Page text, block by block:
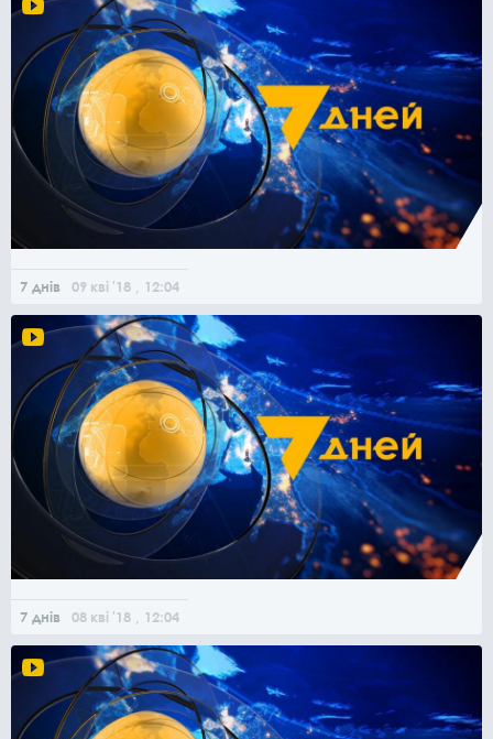
7 днів 09 кві '18 , 12:04
7 днів 08 кві '18 , 12:04